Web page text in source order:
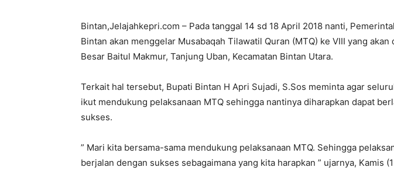
Bintan,Jelajahkepri.com – Pada tanggal 14 sd 18 April 2018 nanti,
Bintan akan menggelar Musabaqah Tilawatil Quran (MTQ) ke VIII yang
Besar Baitul Makmur, Tanjung Uban, Kecamatan Bintan Utara.
Terkait hal tersebut, Bupati Bintan H Apri Sujadi, S.Sos meminta agar
ikut mendukung pelaksanaan MTQ sehingga nantinya diharapkan dapat
sukses.
” Mari kita bersama-sama mendukung pelaksanaan MTQ. Sehingga
berjalan dengan sukses sebagaimana yang kita harapkan ” ujarnya, Kamis